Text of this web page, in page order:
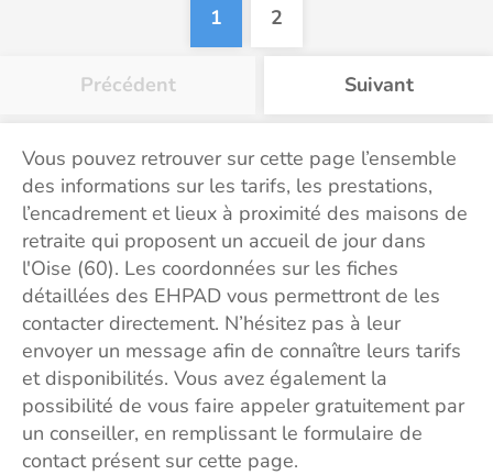
1 2
Précédent Suivant
Vous pouvez retrouver sur cette page l’ensemble
des informations sur les tarifs, les prestations,
l’encadrement et lieux à proximité des maisons de
retraite qui proposent un accueil de jour dans
l'Oise (60). Les coordonnées sur les fiches
détaillées des EHPAD vous permettront de les
contacter directement. N’hésitez pas à leur
envoyer un message afin de connaître leurs tarifs
et disponibilités. Vous avez également la
possibilité de vous faire appeler gratuitement par
un conseiller, en remplissant le formulaire de
contact présent sur cette page.